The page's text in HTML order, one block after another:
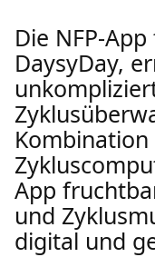
Die NFP-
DaysyDay,
App
und
digital und